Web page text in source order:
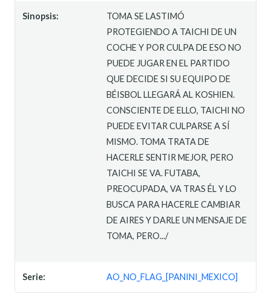
Sinopsis:
TOMA SE LASTIMÓ
PROTEGIENDO A TAICHI DE UN
COCHE Y POR CULPA DE ESO NO
PUEDE JUGAR EN EL PARTIDO
QUE DECIDE SI SU EQUIPO DE
BÉISBOL LLEGARÁ AL KOSHIEN.
CONSCIENTE DE ELLO, TAICHI NO
PUEDE EVITAR CULPARSE A SÍ
MISMO. TOMA TRATA DE
HACERLE SENTIR MEJOR, PERO
TAICHI SE VA. FUTABA,
PREOCUPADA, VA TRAS ÉL Y LO
BUSCA PARA HACERLE CAMBIAR
DE AIRES Y DARLE UN MENSAJE DE
TOMA, PERO.../
Serie: AO_NO_FLAG_[PANINI_MEXICO]